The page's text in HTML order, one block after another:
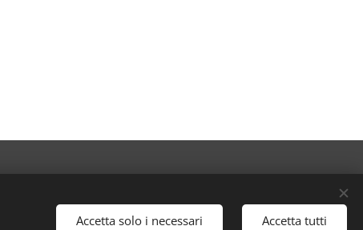
Italiano
Español English
Accetta solo i necessari Accetta tutti